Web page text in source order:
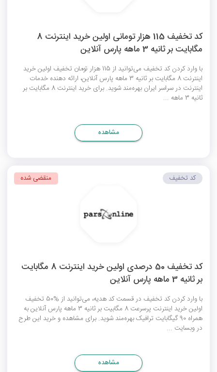
کد تخفیف 115 هزار تومانی اولین خرید اینترنت 8
مگابایت بر ثانیه 3 ماهه پارس آنلاین
با وارد کردن کد تخفیف می‌توانید از 115 هزار تومان تخفیف اولین خرید
اینترنت 8 مگابایت بر ثانیه 3 ماهه پارس آنلاین، ارائه دهنده خدمات
اینترنت در سراسر ایران بهره‌مند شوید. برای خرید اینترنت 8 مگابایت بر
ثانیه 3 ماهه ...
مشاهده
کد تخفیف 50 درصدی اولین خرید اینترنت 8 مگابایت
بر ثانیه 3 ماهه پارس آنلاین
با وارد کردن کد تخفیف در قسمت کد هدیه، می‌توانید از %50 تخفیف
اولین خرید اینترنت پرسرعت 8 مگابیت بر ثانیه 3 ماهه پارس آنلاین به
همراه 90 گیگابایت ترافیک بهره‌مند شوید. برای مشاهده و خرید این طرح
در وبسایت ...
کد تخفیف منقضی شده
مشاهده